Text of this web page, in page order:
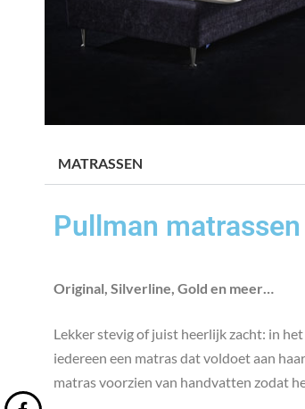
MATRASSEN
Pullman
Original, Silverline, Gold en meer…
Lekker stevig of juist heerlijk zacht: in
iedereen een matras dat voldoet aan
matras voorzien van handvatten zodat